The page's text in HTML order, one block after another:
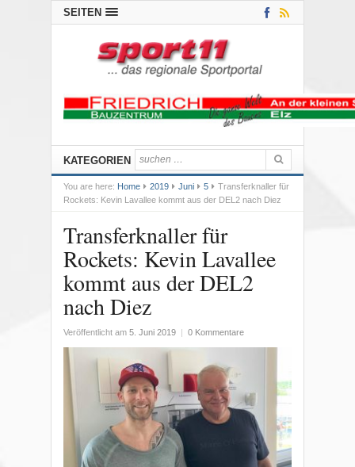
SEITEN
KATEGORIEN
You are here: Home 2019 Juni 5
Transferknaller für
Rockets: Kevin Lavallee kommt aus der DEL2 nach Diez
Transferknaller für
Rockets: Kevin Lavallee
kommt aus der DEL2
nach Diez
Veröffentlicht am 5. Juni 2019 0 Kommentare